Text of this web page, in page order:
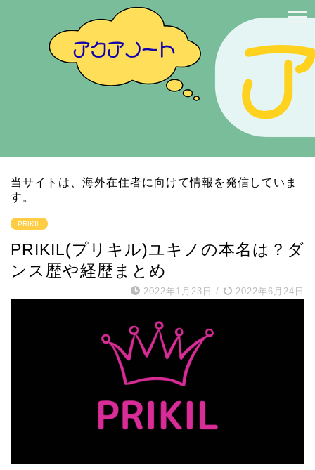
当サイトは、海外在住者に向けて情報を発信していま
す。
PRIKIL
PRIKIL(プリキル)ユキノの本名は？ダ
ンス歴や経歴まとめ
2022年1月23日 / 2022年6月24日